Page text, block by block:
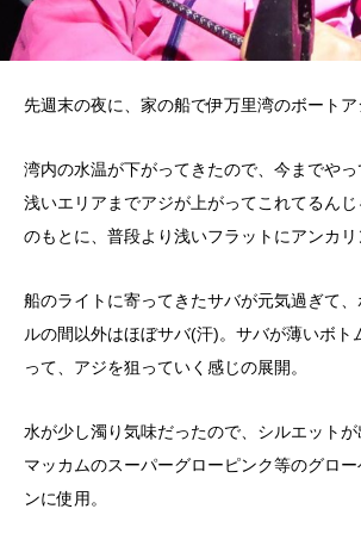
先週末の夜に、家の船で伊万里湾のボートア
湾内の水温が下がってきたので、今までや
浅いエリアまでアジが上がってこれてるん
のもとに、普段より浅いフラットにアンカリ
船のライトに寄ってきたサバが元気過ぎて
ルの間以外はほぼサバ(汗)。サバが薄いボト
って、アジを狙っていく感じの展開。
水が少し濁り気味だったので、シルエット
マッカムのスーパーグローピンク等のグロ
ンに使用。